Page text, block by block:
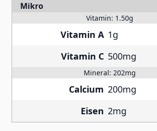
Mikro
Vitamin: 1.50g
Vitamin A 1g
Vitamin C 500mg
Mineral: 202mg
Calcium 200mg
Eisen 2mg